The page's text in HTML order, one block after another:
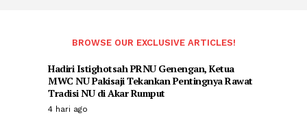
BROWSE OUR EXCLUSIVE ARTICLES!
Hadiri Istighotsah PRNU Genengan, Ketua
MWC NU Pakisaji Tekankan Pentingnya Rawat
Tradisi NU di Akar Rumput
4 hari ago